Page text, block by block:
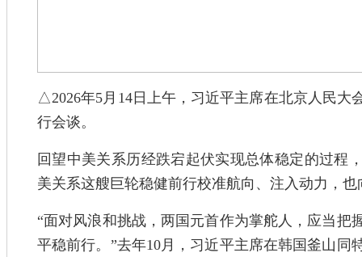
△2026年5月14日上午，习近平主席在北京人民大
行会谈。
回望中美关系历经跌宕起伏实现总体稳定的过程
美关系这艘巨轮稳健前行校准航向、注入动力，
“面对风浪和挑战，两国元首作为掌舵人，应当
平稳前行。”去年10月，习近平主席在韩国釜山